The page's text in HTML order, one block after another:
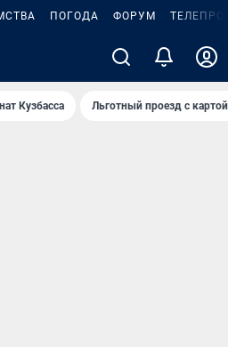
ПОГОДА ФОРУМ
Кузбасса Льготный проезд с